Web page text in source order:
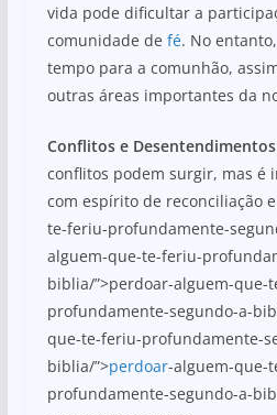
vida pode dificultar a
comunidade de fé. No
tempo para a comunhão,
outras áreas importantes da
Conflitos e Desentendimentos
conflitos podem surgir, mas é
com espírito de reconciliação e
te-feriu-profundamente-
alguem-que-te-feriu-
biblia/”>perdoar-alguem-que-
profundamente-segundo-a-
que-te-feriu-profundamente-
biblia/”>perdoar-alguem-que-
profundamente-segundo-a-